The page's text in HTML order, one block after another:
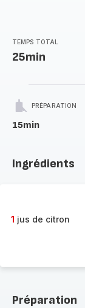
TEMPS TOTAL
25min
PRÉPARATION
15min
Ingrédients
1 jus de citron
Préparation